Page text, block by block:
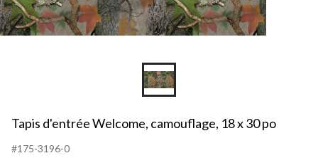
Tapis d'entrée Welcome, camouflage, 18 x 30 po
#175-3196-0